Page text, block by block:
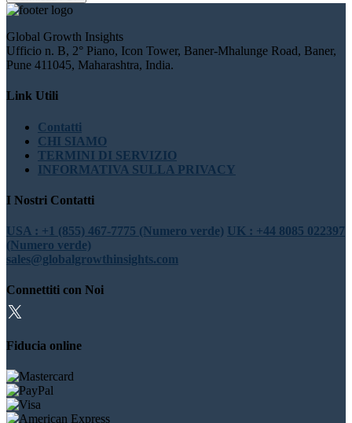
Global Growth Insights
Ufficio n. B, 2° Piano, Icon Tower, Baner-Mhalunge Road, Baner,
Pune 411045, Maharashtra, India.
Link Utili
Contatti
CHI SIAMO
TERMINI DI SERVIZIO
INFORMATIVA SULLA PRIVACY
I Nostri Contatti
USA : +1 (855) 467-7775 (Numero verde) UK : +44 8085 022397
(Numero verde)
sales@globalgrowthinsights.com
Connettiti con Noi
Fiducia online